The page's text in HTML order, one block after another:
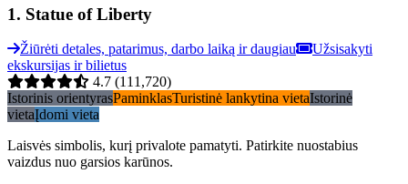
1. Statue of Liberty
Žiūrėti detales, patarimus, darbo laiką ir daugiau
Užsisakyti
ekskursijas ir bilietus
4.7 (111,720)
Istorinis orientyrasPaminklasTuristinė lankytina vietaIstorinė
vietaĮdomi vieta
Laisvės simbolis, kurį privalote pamatyti. Patirkite nuostabius
vaizdus nuo garsios karūnos.